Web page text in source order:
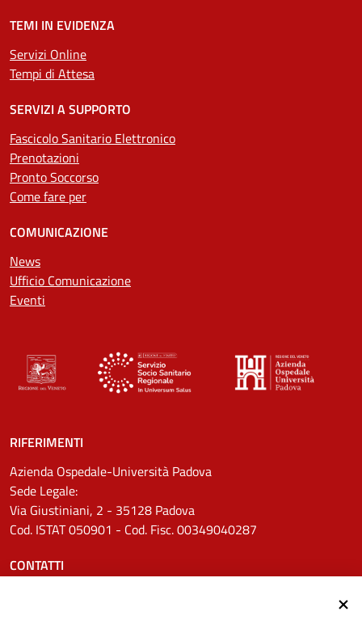
TEMI IN EVIDENZA
Servizi Online
Tempi di Attesa
SERVIZI A SUPPORTO
Fascicolo Sanitario Elettronico
Prenotazioni
Pronto Soccorso
Come fare per
COMUNICAZIONE
News
Ufficio Comunicazione
Eventi
RIFERIMENTI
Azienda Ospedale-Università Padova
Sede Legale:
Via Giustiniani, 2 - 35128 Padova
Cod. ISTAT 050901 - Cod. Fisc. 00349040287
CONTATTI